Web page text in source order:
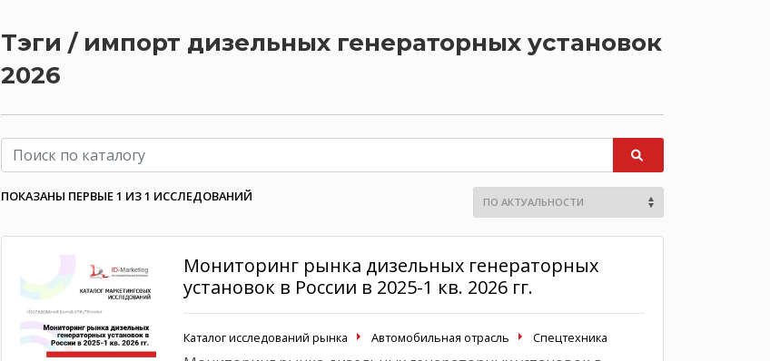
Тэги / импорт дизельных генераторных установок
2026
ПОКАЗАНЫ ПЕРВЫЕ 1 ИЗ 1 ИССЛЕДОВАНИЙ
Мониторинг рынка дизельных генераторных
установок в России в 2025-1 кв. 2026 гг.
Каталог исследований рынка Автомобильная отрасль Спецтехника